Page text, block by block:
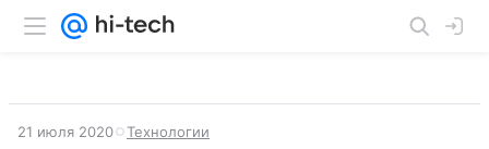
21 июля 2020 Технологии